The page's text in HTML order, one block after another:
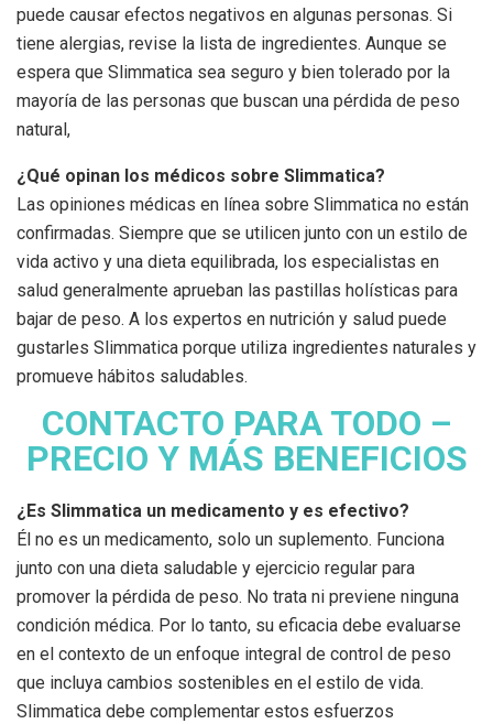
puede causar efectos negativos en algunas personas. Si
tiene alergias, revise la lista de ingredientes. Aunque se
espera que Slimmatica sea seguro y bien tolerado por la
mayoría de las personas que buscan una pérdida de peso
natural,
¿Qué opinan los médicos sobre Slimmatica?
Las opiniones médicas en línea sobre Slimmatica no están
confirmadas. Siempre que se utilicen junto con un estilo de
vida activo y una dieta equilibrada, los especialistas en
salud generalmente aprueban las pastillas holísticas para
bajar de peso. A los expertos en nutrición y salud puede
gustarles Slimmatica porque utiliza ingredientes naturales y
promueve hábitos saludables.
CONTACTO PARA TODO –
PRECIO Y MÁS BENEFICIOS
¿Es Slimmatica un medicamento y es efectivo?
Él no es un medicamento, solo un suplemento. Funciona
junto con una dieta saludable y ejercicio regular para
promover la pérdida de peso. No trata ni previene ninguna
condición médica. Por lo tanto, su eficacia debe evaluarse
en el contexto de un enfoque integral de control de peso
que incluya cambios sostenibles en el estilo de vida.
Slimmatica debe complementar estos esfuerzos